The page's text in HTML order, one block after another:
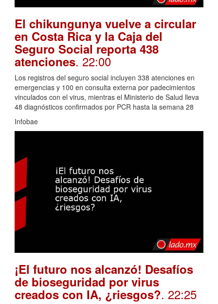
El chikungunya vuelve a circular
en Costa Rica y la Caja del
Seguro Social reporta 438
atenciones. 22:00
Los registros del seguro social incluyen 338 atenciones en
emergencias y 100 en consulta externa por padecimientos
vinculados con el virus, mientras el Ministerio de Salud lleva
48 diagnósticos confirmados por PCR hasta la semana 28
Infobae
¡El futuro nos alcanzó! Desafíos
de bioseguridad por virus
creados con IA, ¿riesgos?. 22:25